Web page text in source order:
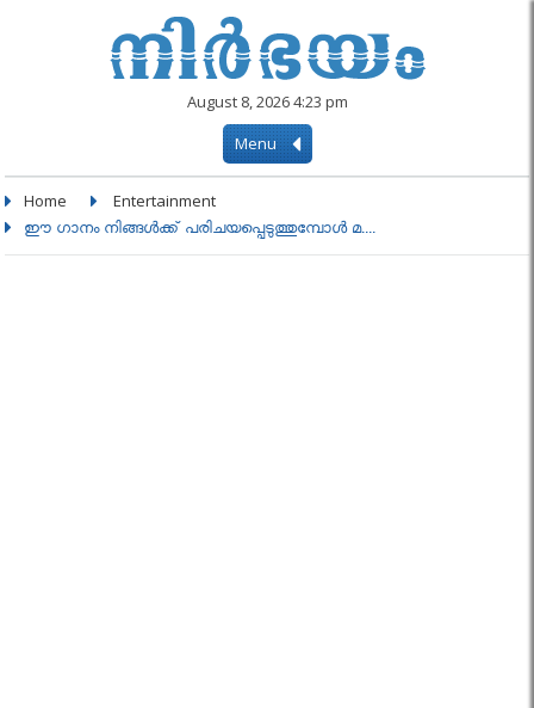
August 8, 2026 4:23 pm
Menu
Home Entertainment
ഈ ഗാനം നിങ്ങൾക്ക് പരിചയപ്പെടുത്തുമ്പോൾ മ....